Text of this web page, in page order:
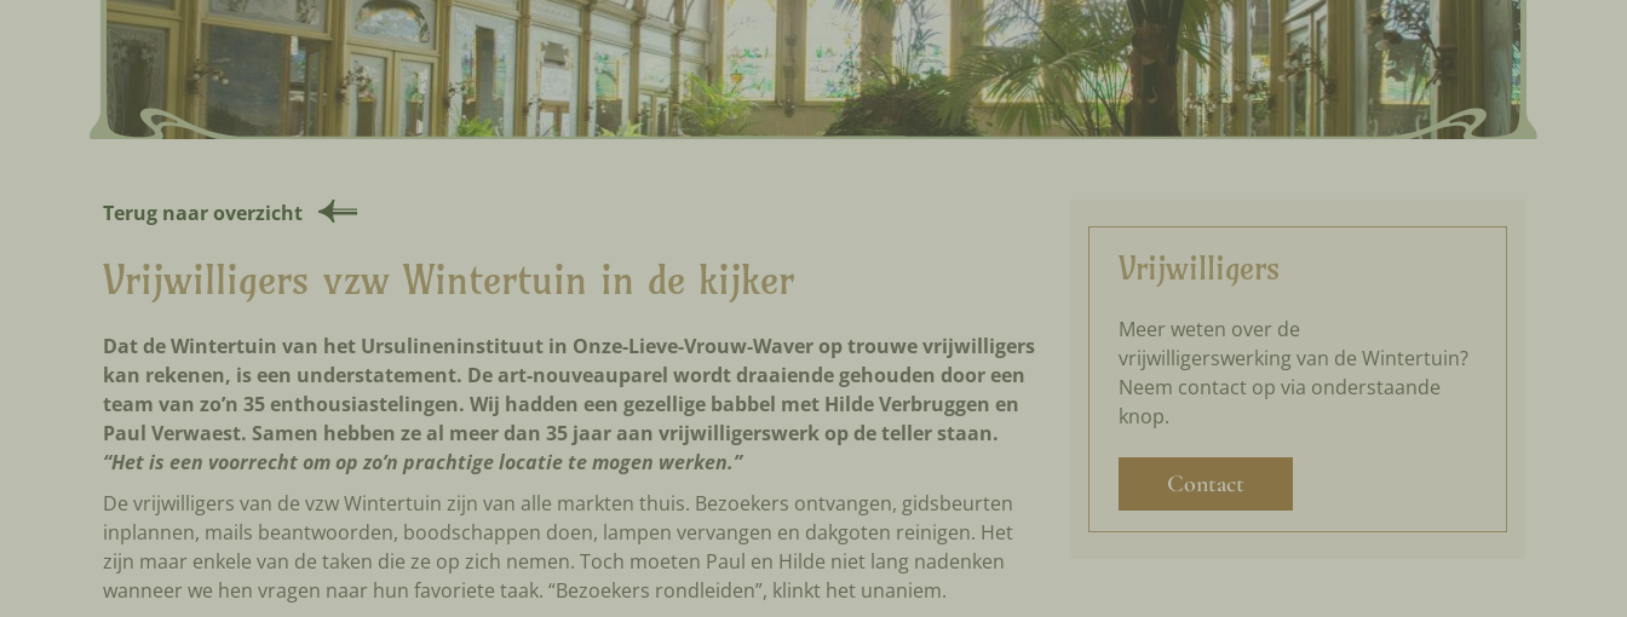
Terug naar overzicht
Vrijwilligers vzw Wintertuin in de kijker
Dat de Wintertuin van het Ursulineninstituut in Onze-Lieve-Vrouw-Waver op trouwe vrijwilligers
kan rekenen, is een understatement. De art-nouveauparel wordt draaiende gehouden door een
team van zo’n 35 enthousiastelingen. Wij hadden een gezellige babbel met Hilde Verbruggen en
Paul Verwaest. Samen hebben ze al meer dan 35 jaar aan vrijwilligerswerk op de teller staan.
“Het is een voorrecht om op zo’n prachtige locatie te mogen werken.”
De vrijwilligers van de vzw Wintertuin zijn van alle markten thuis. Bezoekers ontvangen, gidsbeurten
inplannen, mails beantwoorden, boodschappen doen, lampen vervangen en dakgoten reinigen. Het
zijn maar enkele van de taken die ze op zich nemen. Toch moeten Paul en Hilde niet lang nadenken
wanneer we hen vragen naar hun favoriete taak. “Bezoekers rondleiden”, klinkt het unaniem.
Vrijwilligers
Meer weten over de
vrijwilligerswerking van de Wintertuin?
Neem contact op via onderstaande
knop.
Contact